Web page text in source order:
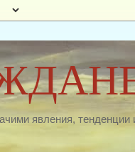
явления, тенденции